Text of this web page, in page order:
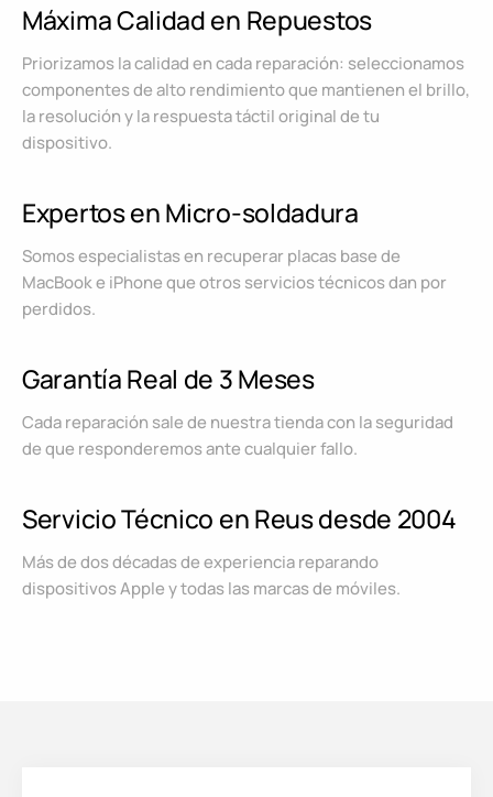
Máxima Calidad en Repuestos
Priorizamos la calidad en cada reparación: seleccionamos
componentes de alto rendimiento que mantienen el brillo,
la resolución y la respuesta táctil original de tu
dispositivo.
Expertos en Micro-soldadura
Somos especialistas en recuperar placas base de
MacBook e iPhone que otros servicios técnicos dan por
perdidos.
Garantía Real de 3 Meses
Cada reparación sale de nuestra tienda con la seguridad
de que responderemos ante cualquier fallo.
Servicio Técnico en Reus desde 2004
Más de dos décadas de experiencia reparando
dispositivos Apple y todas las marcas de móviles.